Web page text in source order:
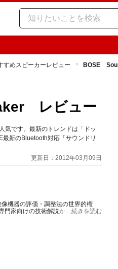
すめスピーカーレビュー BOSE
レビュー
気です。最新のトレンドは「ドッ
新のBluetooth対応「サウンドリ
更新日：2012年03月09日
機器の評価・調整法の世界的権
門家向けの技術解説から一般ユーザ
...続きを読む